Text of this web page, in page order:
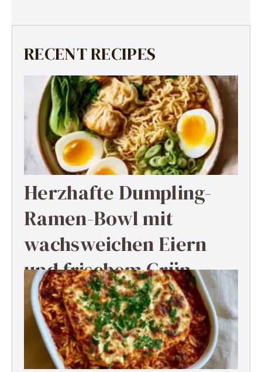
RECENT RECIPES
Herzhafte Dumpling-
Ramen-Bowl mit
wachsweichen Eiern
und frischem Grün